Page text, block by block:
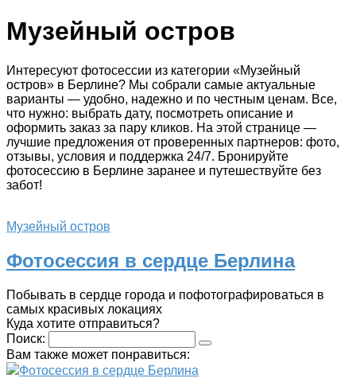
Музейный остров
Интересуют фотосессии из категории «Музейный
остров» в Берлине? Мы собрали самые актуальные
варианты — удобно, надежно и по честным ценам. Все,
что нужно: выбрать дату, посмотреть описание и
оформить заказ за пару кликов. На этой странице —
лучшие предложения от проверенных партнеров: фото,
отзывы, условия и поддержка 24/7. Бронируйте
фотосессию в Берлине заранее и путешествуйте без
забот!
Музейный остров
Фотосессия в сердце Берлина
Побывать в сердце города и пофотографироваться в
самых красивых локациях
Куда хотите отправиться?
Поиск:
Вам также может понравиться:
Фотосессия в сердце Берлина